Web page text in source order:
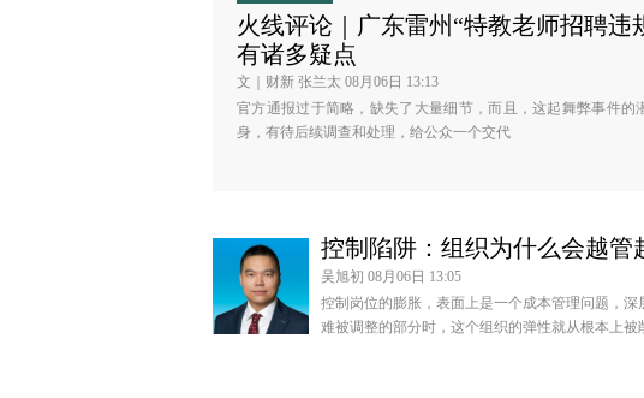
火线评论｜广东雷州“特教老师招聘违
有诸多疑点
文｜财新 张兰太 08月06日 13:13
官方通报过于简略，缺失了大量细节，而且，这起舞弊事件的
身，有待后续调查和处理，给公众一个交代
控制陷阱：组织为什么会越管
吴旭初 08月06日 13:05
控制岗位的膨胀，表面上是一个成本管理问题，
难被调整的部分时，这个组织的弹性就从根本上被